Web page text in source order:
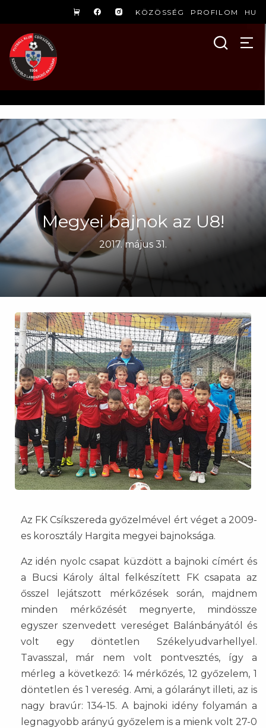
KÖZÖSSÉG PROFILOM HU
Megyei bajnok az U8!
2017. május 31.
Az FK Csíkszereda győzelmével ért véget a 2009-
es korosztály Hargita megyei bajnoksága.
Az idén nyolc csapat küzdött a bajnoki címért és
a Bucsi Károly által felkészített FK csapata az
ősszel lejátszott mérkőzések során, majdnem
minden mérkőzését megnyerte, mindössze
egyszer szenvedett vereséget Balánbányától és
volt egy döntetlen Székelyudvarhellyel.
Tavasszal, már nem volt pontvesztés, így a
mérleg a következő: 14 mérkőzés, 12 győzelem, 1
döntetlen és 1 vereség. Ami, a gólarányt illeti, az is
nagy bravúr: 134-15. A bajnoki idény folyamán a
legnagyobb arányú győzelem is a mienk volt 27-0